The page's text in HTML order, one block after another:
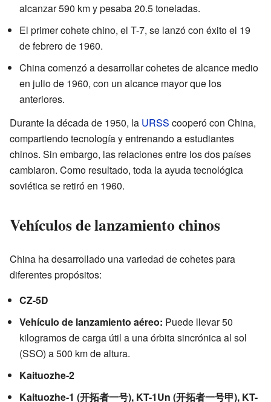
alcanzar 590 km y pesaba 20.5 toneladas.
El primer cohete chino, el T-7, se lanzó con éxito el 19
de febrero de 1960.
China comenzó a desarrollar cohetes de alcance medio
en julio de 1960, con un alcance mayor que los
anteriores.
Durante la década de 1950, la URSS cooperó con China,
compartiendo tecnología y entrenando a estudiantes
chinos. Sin embargo, las relaciones entre los dos países
cambiaron. Como resultado, toda la ayuda tecnológica
soviética se retiró en 1960.
Vehículos de lanzamiento chinos
China ha desarrollado una variedad de cohetes para
diferentes propósitos:
CZ-5D
Vehículo de lanzamiento aéreo: Puede llevar 50
kilogramos de carga útil a una órbita sincrónica al sol
(SSO) a 500 km de altura.
Kaituozhe-2
Kaituozhe-1 (开拓者一号), KT-1Un (开拓者一号甲), KT-